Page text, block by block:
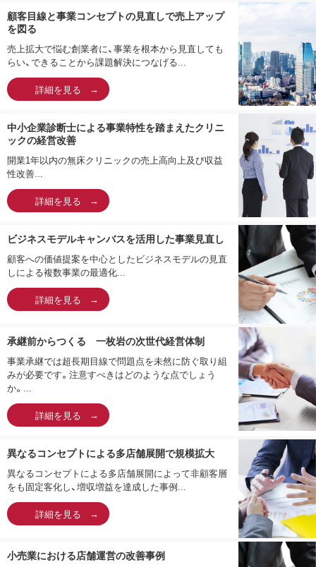
顧客目線と事業コンセプトの見直しで売上アップ
を図る
売上拡大で悩む創業者に、事業を根本から見直しても
らい、できることから課題解決につなげる...
詳細を見る
中小企業診断士による事業特性を踏まえたクリニ
ックの経営改善
開業1年以内の無床クリニックの売上高向上及び収益
性改善...
詳細を見る
ビジネスモデルキャンバスを活用した事業見直し
顧客への価値提案を中心としたビジネスモデルの見直
しによる複数事業の最適化...
詳細を見る
承継前からつくる 一枚岩の次世代経営体制
事業承継では超長期目線で問題点を未然に防ぐ取り組
みが必要です。注意すべきはどのような点でしょう
か。...
詳細を見る
異なるコンセプトによる多店舗展開で規模拡大
異なるコンセプトによる多店舗展開によって非顧客層
をも固定客化し、増収増益を達成した事例...
詳細を見る
小売業における店舗運営の改善事例